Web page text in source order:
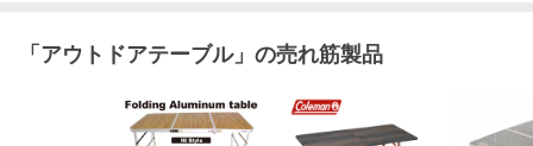
「 アウトドアテーブル」の売れ筋製品